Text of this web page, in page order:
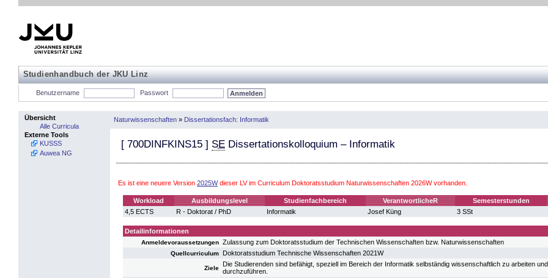
Studienhandbuch der JKU Linz
Benutzername Passwort
Übersicht
Alle Curricula
Externe Tools
KUSSS
Auwea NG
Naturwissenschaften » Dissertationsfach: Informatik
[ 700DINFKINS15 ] SE Dissertationskolloquium – Informatik
Es ist eine neuere Version 2025Wdieser LV im Curriculum Doktoratsstudium Naturwissenschaften 2026W vorhanden.
Workload Ausbildungslevel Studienfachbereich VerantwortlicheR Semesterstunden
4,5 ECTS
R - Doktorat / PhD Informatik Josef Küng 3 SSt
Detailinformationen
Anmeldevoraussetzungen Zulassung zum Doktoratsstudium der Technischen Wissenschaften bzw. Naturwissenschaften
Quellcurriculum Doktoratsstudium Technische Wissenschaften 2021W
Ziele
Die Studierenden sind befähigt, speziell im Bereich der Informatik selbständig wissenschaftlich zu arbeiten
durchzuführen.